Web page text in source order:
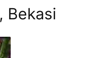
Bekasi